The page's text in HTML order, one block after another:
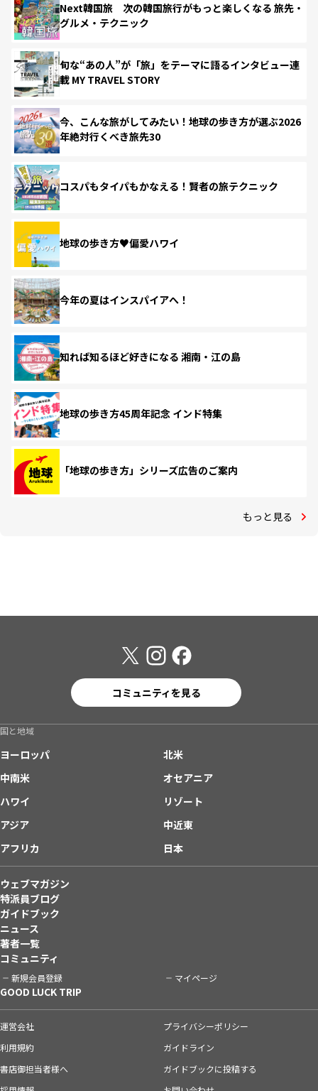
Next韓国旅 次の韓国旅行がもっと楽しくなる 旅先・
グルメ・テクニック
旬な“あの人”が「旅」をテーマに語るインタビュー連
載 MY TRAVEL STORY
今、こんな旅がしてみたい！地球の歩き方が選ぶ2026
年絶対行くべき旅先30
コスパもタイパもかなえる！賢者の旅テクニック
地球の歩き方♥偏愛ハワイ
今年の夏はインスパイアへ！
知れば知るほど好きになる 湘南・江の島
地球の歩き方45周年記念 インド特集
「地球の歩き方」シリーズ広告のご案内
もっと見る
コミュニティを見る
国と地域
ヨーロッパ
北米
中南米
オセアニア
ハワイ
リゾート
アジア
中近東
アフリカ
日本
ウェブマガジン
特派員ブログ
ガイドブック
ニュース
著者一覧
コミュニティ
新規会員登録 マイページ
GOOD LUCK TRIP
運営会社
プライバシーポリシー
利用規約
ガイドライン
書店御担当者様へ
ガイドブックに投稿する